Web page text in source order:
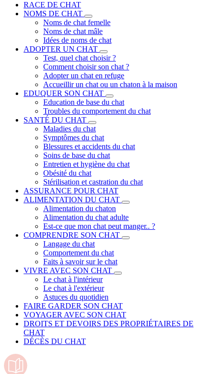
RACE DE CHAT
NOMS DE CHAT
Noms de chat femelle
Noms de chat mâle
Idées de noms de chat
ADOPTER UN CHAT
Test, quel chat choisir ?
Comment choisir son chat ?
Adopter un chat en refuge
Accueillir un chat ou un chaton à la maison
EDUQUER SON CHAT
Education de base du chat
Troubles du comportement du chat
SANTÉ DU CHAT
Maladies du chat
Symptômes du chat
Blessures et accidents du chat
Soins de base du chat
Entretien et hygiène du chat
Obésité du chat
Stérilisation et castration du chat
ASSURANCE POUR CHAT
ALIMENTATION DU CHAT
Alimentation du chaton
Alimentation du chat adulte
Est-ce que mon chat peut manger.. ?
COMPRENDRE SON CHAT
Langage du chat
Comportement du chat
Faits à savoir sur le chat
VIVRE AVEC SON CHAT
Le chat à l'intérieur
Le chat à l'extérieur
Astuces du quotidien
FAIRE GARDER SON CHAT
VOYAGER AVEC SON CHAT
DROITS ET DEVOIRS DES PROPRIÉTAIRES DE
CHAT
DÉCÈS DU CHAT